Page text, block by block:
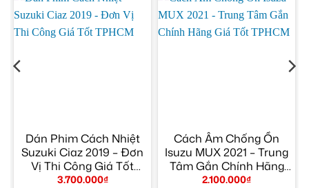
Dán Phim Cách Nhiệt
Suzuki Ciaz 2019 – Đơn
Vị Thi Công Giá Tốt
TPHCM
3.700.000₫
Cách Âm Chống Ồn
Isuzu MUX 2021 – Trung
Tâm Gắn Chính Hãng
Giá Tốt TPHCM
2.100.000₫